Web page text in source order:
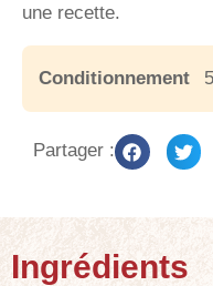
une recette.
Conditionnement
Partager :
Ingrédients